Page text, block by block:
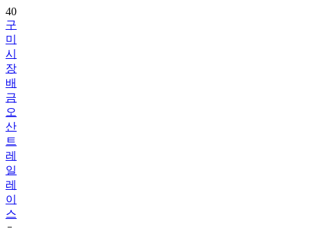
40
구
미
시
장
배
금
오
산
트
레
일
레
이
스